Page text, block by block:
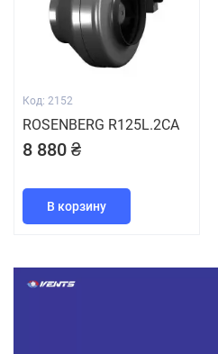
Код: 2152
ROSENBERG R125L.2CA
8 880 ₴
В корзину